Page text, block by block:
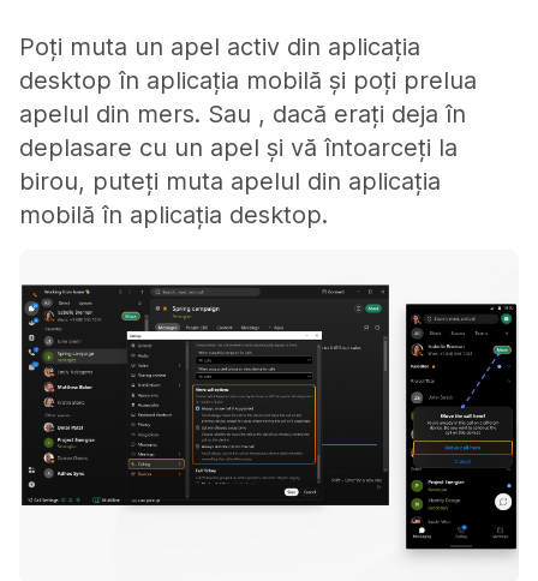
Poți muta un apel activ din aplicația
desktop în aplicația mobilă și poți prelua
apelul din mers. Sau , dacă erați deja în
deplasare cu un apel și vă întoarceți la
birou, puteți muta apelul din aplicația
mobilă în aplicația desktop.